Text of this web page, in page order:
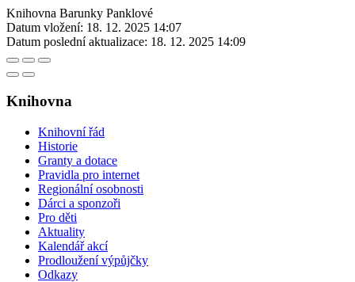
Knihovna Barunky Panklové
Datum vložení: 18. 12. 2025 14:07
Datum poslední aktualizace: 18. 12. 2025 14:09
Knihovna
Knihovní řád
Historie
Granty a dotace
Pravidla pro internet
Regionální osobnosti
Dárci a sponzoři
Pro děti
Aktuality
Kalendář akcí
Prodloužení výpůjčky
Odkazy